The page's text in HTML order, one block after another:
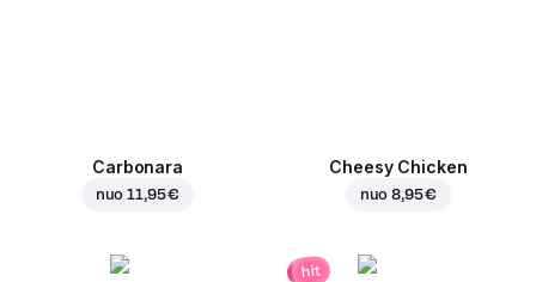
Carbonara
nuo11,95 €
Cheesy Chicken
nuo8,95 €
hit